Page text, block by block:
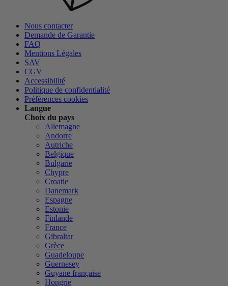
Nous contacter
Demande de Garantie
FAQ
Mentions Légales
SAV
CGV
Accessibilité
Politique de confidentialité
Préférences cookies
Langue
Choix du pays
Allemagne
Andorre
Autriche
Belgique
Bulgarie
Chypre
Croatie
Danemark
Espagne
Estonie
Finlande
France
Gibraltar
Grèce
Guadeloupe
Guernesey
Guyane française
Hongrie